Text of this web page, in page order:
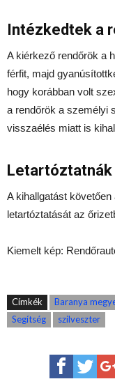
Intézkedtek a
A kiérkező rendőrök a
férfit, majd
hogy korábban volt
a rendőrök a személyi
visszaélés miatt is
Letartóztatnák
A kihallgatást
letartóztatását az
Kiemelt kép:
Címkék Baranya
Segítség
szilveszter